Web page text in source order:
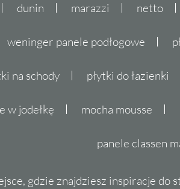
dunin marazzi netto
weninger panele podłogowe
na schody płytki do łazienki
w jodełkę mocha mousse
panele classen
gdzie znajdziesz inspiracje do